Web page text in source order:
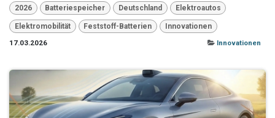
2026 Batteriespeicher Deutschland Elektroautos
Elektromobilität Feststoff-Batterien
Innovationen
17.03.2026
Innovationen